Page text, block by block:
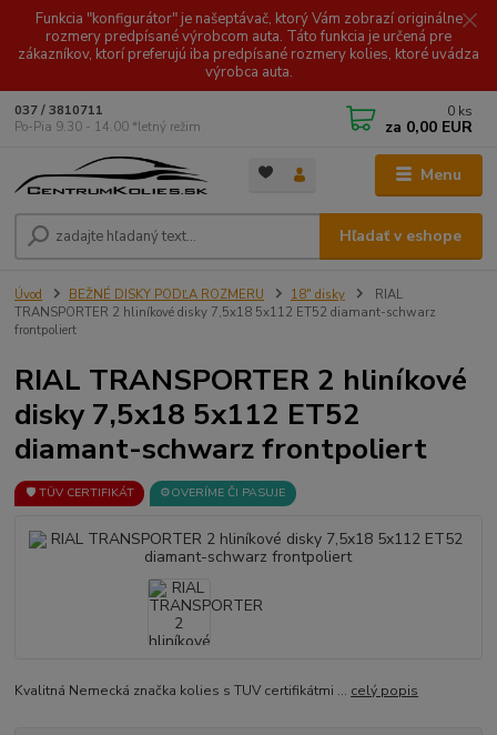
Funkcia "konfigurátor" je našeptávač, ktorý Vám zobrazí originálne
rozmery predpísané výrobcom auta. Táto funkcia je určená pre
zákazníkov, ktorí preferujú iba predpísané rozmery kolies, ktoré uvádza
výrobca auta.
Menu
Hľadať v eshope
037 / 3810711
Po-Pia 9.30 - 14.00 *letný režim
0 ks
za 0,00 EUR
Úvod BEŽNÉ DISKY PODĽA ROZMERU 18" disky
RIAL
TRANSPORTER 2 hliníkové disky 7,5x18 5x112 ET52 diamant-schwarz
frontpoliert
RIAL TRANSPORTER 2 hliníkové
disky 7,5x18 5x112 ET52
diamant-schwarz frontpoliert
🛡️ TÜV CERTIFIKÁT ⚙️OVERÍME ČI PASUJE
Kvalitná Nemecká značka kolies s TUV certifikátmi ... celý popis